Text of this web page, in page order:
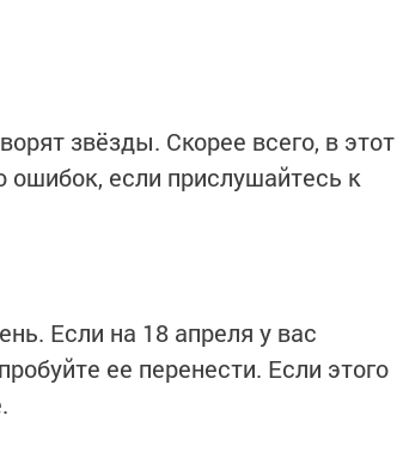
звёзды. Скорее всего, в этот
если прислушайтесь к
Если на 18 апреля у вас
ее перенести. Если этого